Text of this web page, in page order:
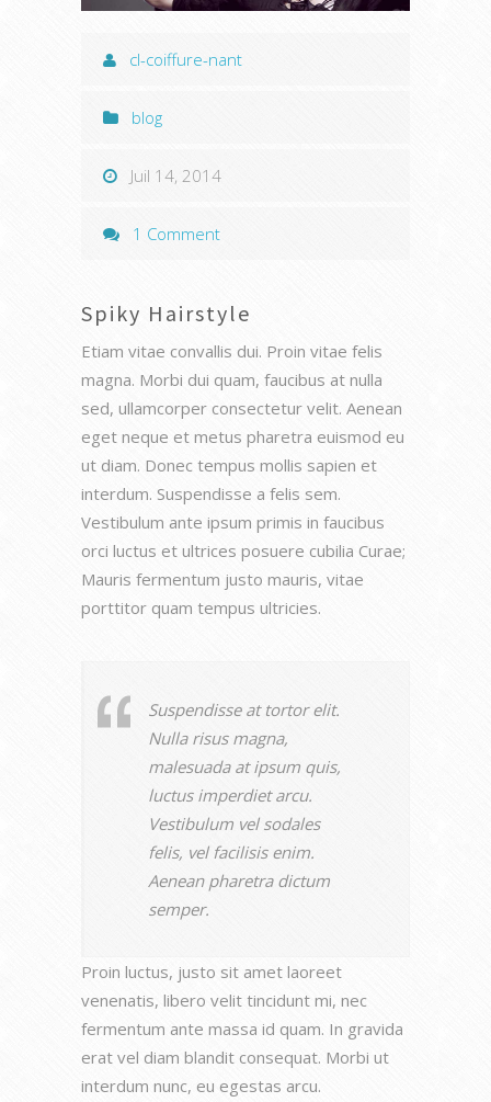
cl-coiffure-nant
blog
Juil 14, 2014
1 Comment
Spiky Hairstyle
Etiam vitae convallis dui. Proin vitae felis
magna. Morbi dui quam, faucibus at nulla
sed, ullamcorper consectetur velit. Aenean
eget neque et metus pharetra euismod eu
ut diam. Donec tempus mollis sapien et
interdum. Suspendisse a felis sem.
Vestibulum ante ipsum primis in faucibus
orci luctus et ultrices posuere cubilia Curae;
Mauris fermentum justo mauris, vitae
porttitor quam tempus ultricies.
Suspendisse at tortor elit.
Nulla risus magna,
malesuada at ipsum quis,
luctus imperdiet arcu.
Vestibulum vel sodales
felis, vel facilisis enim.
Aenean pharetra dictum
semper.
Proin luctus, justo sit amet laoreet
venenatis, libero velit tincidunt mi, nec
fermentum ante massa id quam. In gravida
erat vel diam blandit consequat. Morbi ut
interdum nunc, eu egestas arcu.